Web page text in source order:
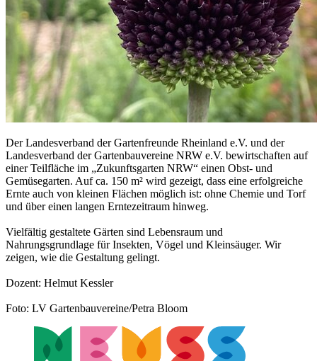
Der Landesverband der Gartenfreunde Rheinland e.V. und der
Landesverband der Gartenbauvereine NRW e.V. bewirtschaften auf
einer Teilfläche im „Zukunftsgarten NRW“ einen Obst- und
Gemüsegarten. Auf ca. 150 m² wird gezeigt, dass eine erfolgreiche
Ernte auch von kleinen Flächen möglich ist: ohne Chemie und Torf
und über einen langen Erntezeitraum hinweg.
Vielfältig gestaltete Gärten sind Lebensraum und
Nahrungsgrundlage für Insekten, Vögel und Kleinsäuger. Wir
zeigen, wie die Gestaltung gelingt.
Dozent: Helmut Kessler
Foto: LV Gartenbauvereine/Petra Bloom